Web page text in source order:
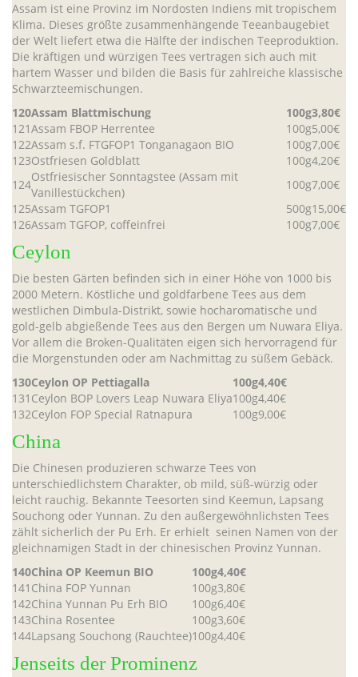
Assam ist eine Provinz im Nordosten Indiens mit tropischem
Klima. Dieses größte zusammenhängende Teeanbaugebiet
der Welt liefert etwa die Hälfte der indischen Teeproduktion.
Die kräftigen und würzigen Tees vertragen sich auch mit
hartem Wasser und bilden die Basis für zahlreiche klassische
Schwarzteemischungen.
120Assam Blattmischung 100g3,80€
121Assam FBOP Herrentee 100g5,00€
122Assam s.f. FTGFOP1 Tonganagaon BIO 100g7,00€
123Ostfriesen Goldblatt 100g4,20€
124
Ostfriesischer Sonntagstee (Assam mit
Vanillestückchen)
100g7,00€
125Assam TGFOP1 500g15,00€
126Assam TGFOP, coffeinfrei 100g7,00€
Ceylon
Die besten Gärten befinden sich in einer Höhe von 1000 bis
2000 Metern. Köstliche und goldfarbene Tees aus dem
westlichen Dimbula-Distrikt, sowie hocharomatische und
gold-gelb abgießende Tees aus den Bergen um Nuwara Eliya.
Vor allem die Broken-Qualitäten eigen sich hervorragend für
die Morgenstunden oder am Nachmittag zu süßem Gebäck.
130Ceylon OP Pettiagalla 100g4,40€
131 Ceylon BOP Lovers Leap Nuwara Eliya100g4,40€
132Ceylon FOP Special Ratnapura 100g9,00€
China
Die Chinesen produzieren schwarze Tees von
unterschiedlichstem Charakter, ob mild, süß-würzig oder
leicht rauchig. Bekannte Teesorten sind Keemun, Lapsang
Souchong oder Yunnan. Zu den außergewöhnlichsten Tees
zählt sicherlich der Pu Erh. Er erhielt seinen Namen von der
gleichnamigen Stadt in der chinesischen Provinz Yunnan.
140China OP Keemun BIO 100g4,40€
141 China FOP Yunnan 100g3,80€
142China Yunnan Pu Erh BIO 100g6,40€
143China Rosentee 100g3,60€
144Lapsang Souchong (Rauchtee)100g4,40€
Jenseits der Prominenz